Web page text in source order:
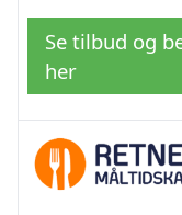
Se tilbud og
her